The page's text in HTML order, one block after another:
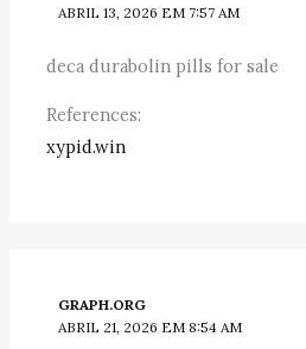
ABRIL 13, 2026 EM 7:57 AM
deca durabolin pills for sale
References:
xypid.win
GRAPH.ORG
ABRIL 21, 2026 EM 8:54 AM